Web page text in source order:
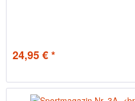
24,95 € *